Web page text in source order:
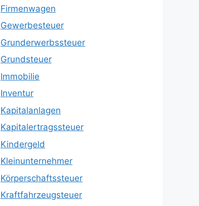
Firmenwagen
Gewerbesteuer
Grunderwerbssteuer
Grundsteuer
Immobilie
Inventur
Kapitalanlagen
Kapitalertragssteuer
Kindergeld
Kleinunternehmer
Körperschaftssteuer
Kraftfahrzeugsteuer